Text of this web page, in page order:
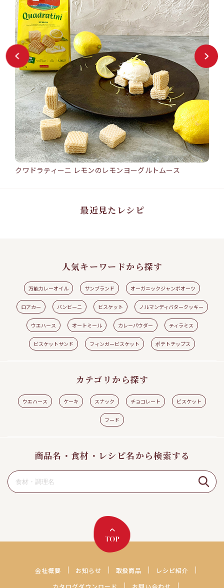
15min
レシピの続きを見る
クワドラティーニ レモンのレモンヨーグルトムース
最近見たレシピ
人気キーワードから探す
万能カレーオイル サンブランド オーガニックジャンボオーツ
ロアカー バンビーニ ビスケット ノルマンディバタークッキー
ウエハース オートミール カレーパウダー ティラミス
ビスケットサンド フィンガービスケット ポテトチップス
カテゴリから探す
ウエハース ケーキ スナック チョコレート ビスケット
フード
商品名・食材・レシピ名から検索する
会社概要 お知らせ 取扱商品
レシピ紹介
カタログダウンロード
お問い合わせ